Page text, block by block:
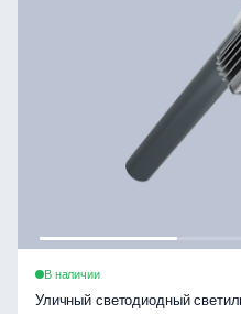
В наличии
Уличный светодиодный